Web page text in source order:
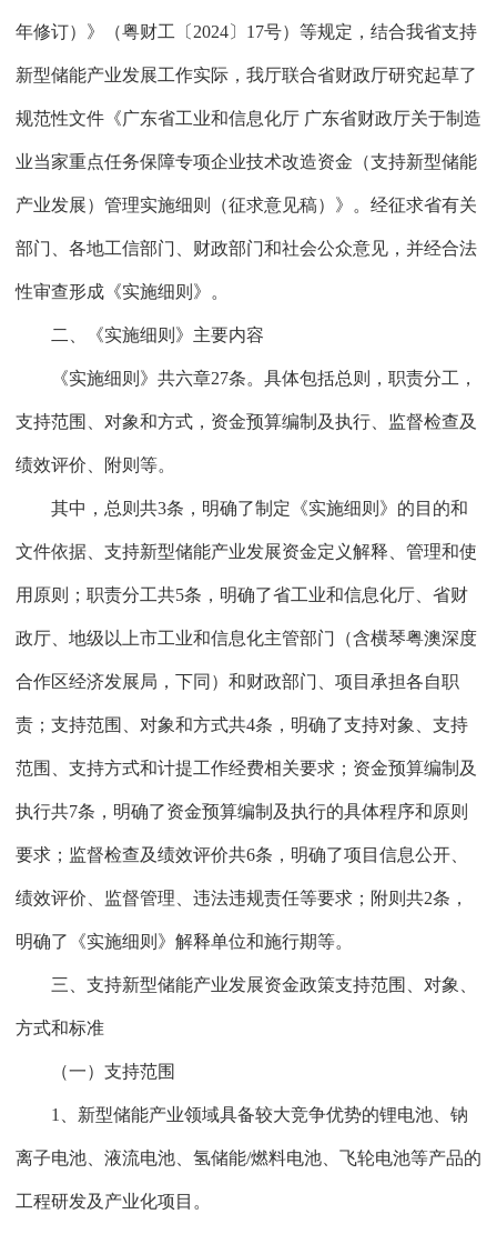
年修订）》（粤财工〔2024〕17号）等规定，结合我省支持
新型储能产业发展工作实际，我厅联合省财政厅研究起草了
规范性文件《广东省工业和信息化厅 广东省财政厅关于制造
业当家重点任务保障专项企业技术改造资金（支持新型储能
产业发展）管理实施细则（征求意见稿）》。经征求省有关
部门、各地工信部门、财政部门和社会公众意见，并经合法
性审查形成《实施细则》。
二、《实施细则》主要内容
《实施细则》共六章27条。具体包括总则，职责分工，
支持范围、对象和方式，资金预算编制及执行、监督检查及
绩效评价、附则等。
其中，总则共3条，明确了制定《实施细则》的目的和
文件依据、支持新型储能产业发展资金定义解释、管理和使
用原则；职责分工共5条，明确了省工业和信息化厅、省财
政厅、地级以上市工业和信息化主管部门（含横琴粤澳深度
合作区经济发展局，下同）和财政部门、项目承担各自职
责；支持范围、对象和方式共4条，明确了支持对象、支持
范围、支持方式和计提工作经费相关要求；资金预算编制及
执行共7条，明确了资金预算编制及执行的具体程序和原则
要求；监督检查及绩效评价共6条，明确了项目信息公开、
绩效评价、监督管理、违法违规责任等要求；附则共2条，
明确了《实施细则》解释单位和施行期等。
三、支持新型储能产业发展资金政策支持范围、对象、
方式和标准
（一）支持范围
1、新型储能产业领域具备较大竞争优势的锂电池、钠
离子电池、液流电池、氢储能/燃料电池、飞轮电池等产品的
工程研发及产业化项目。